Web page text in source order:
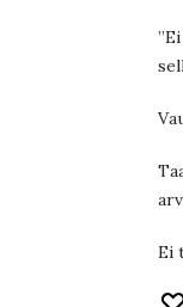
Ei